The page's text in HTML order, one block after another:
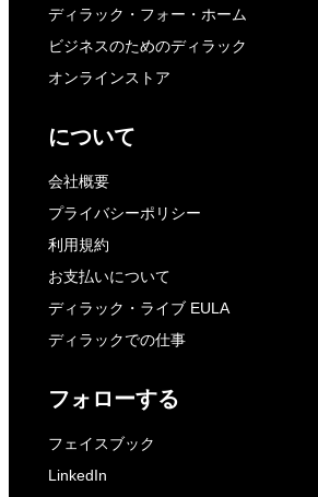
ディラック・フォー・ホーム
ビジネスのためのディラック
オンラインストア
について
会社概要
プライバシーポリシー
利用規約
お支払いについて
ディラック・ライブ EULA
ディラックでの仕事
フォローする
フェイスブック
LinkedIn